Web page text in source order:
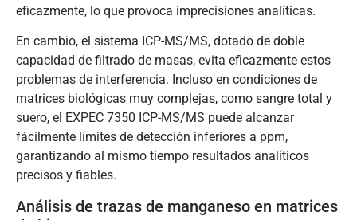
eficazmente, lo que provoca imprecisiones analíticas.
En cambio, el sistema ICP-MS/MS, dotado de doble
capacidad de filtrado de masas, evita eficazmente estos
problemas de interferencia. Incluso en condiciones de
matrices biológicas muy complejas, como sangre total y
suero, el EXPEC 7350 ICP-MS/MS puede alcanzar
fácilmente límites de detección inferiores a ppm,
garantizando al mismo tiempo resultados analíticos
precisos y fiables.
Análisis de trazas de manganeso en matrices